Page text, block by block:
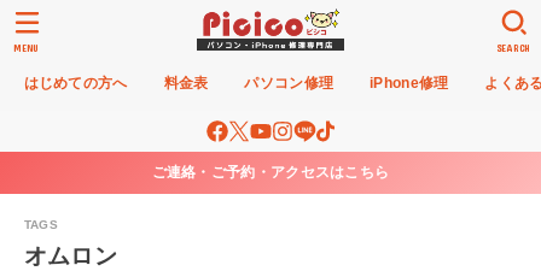
はじめての方へ 料金表 パソコン修理 iPhone修理 よくあ
SEARCH
MENU
ご連絡・ご予約・アクセスはこちら
オムロン